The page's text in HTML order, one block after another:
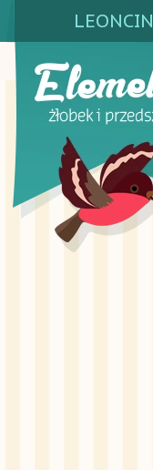
LEONCIN